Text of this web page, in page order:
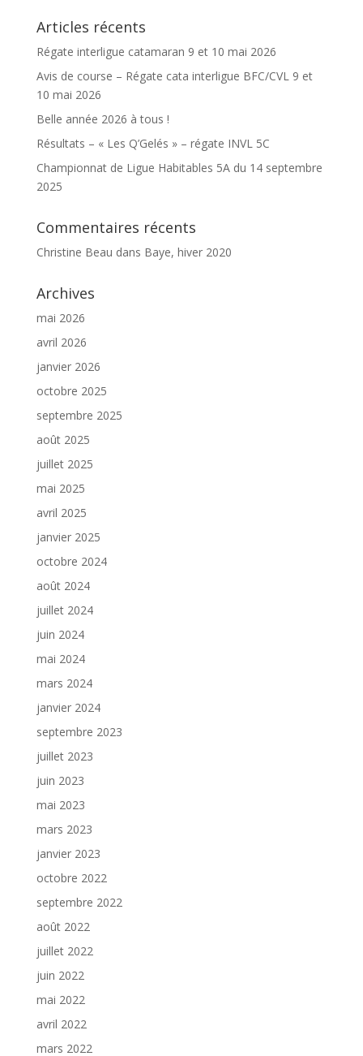
Articles récents
Régate interligue catamaran 9 et 10 mai 2026
Avis de course – Régate cata interligue BFC/CVL 9 et
10 mai 2026
Belle année 2026 à tous !
Résultats – « Les Q’Gelés » – régate INVL 5C
Championnat de Ligue Habitables 5A du 14 septembre
2025
Commentaires récents
Christine Beau dans Baye, hiver 2020
Archives
mai 2026
avril 2026
janvier 2026
octobre 2025
septembre 2025
août 2025
juillet 2025
mai 2025
avril 2025
janvier 2025
octobre 2024
août 2024
juillet 2024
juin 2024
mai 2024
mars 2024
janvier 2024
septembre 2023
juillet 2023
juin 2023
mai 2023
mars 2023
janvier 2023
octobre 2022
septembre 2022
août 2022
juillet 2022
juin 2022
mai 2022
avril 2022
mars 2022